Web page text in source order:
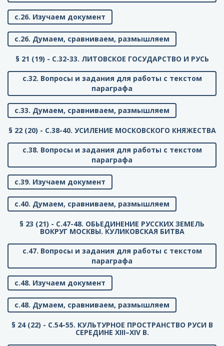
с.26. Изучаем документ
с.26. Думаем, сравниваем, размышляем
§ 21 (19) - C.32-33. ЛИТОВСКОЕ ГОСУДАРСТВО И РУСЬ
с.32. Вопросы и задания для работы с текстом
параграфа
с.33. Думаем, сравниваем, размышляем
§ 22 (20) - C.38-40. УСИЛЕНИЕ МОСКОВСКОГО КНЯЖЕСТВА
с.38. Вопросы и задания для работы с текстом
параграфа
с.39. Изучаем документ
с.40. Думаем, сравниваем, размышляем
§ 23 (21) - C.47-48. ОБЬЕДИНЕНИЕ РУССКИХ ЗЕМЕЛЬ
ВОКРУГ МОСКВЫ. КУЛИКОВСКАЯ БИТВА
с.47. Вопросы и задания для работы с текстом
параграфа
с.48. Изучаем документ
с.48. Думаем, сравниваем, размышляем
§ 24 (22) - C.54-55. КУЛЬТУРНОЕ ПРОСТРАНСТВО РУСИ В
СЕРЕДИНЕ XIII–XIV В.